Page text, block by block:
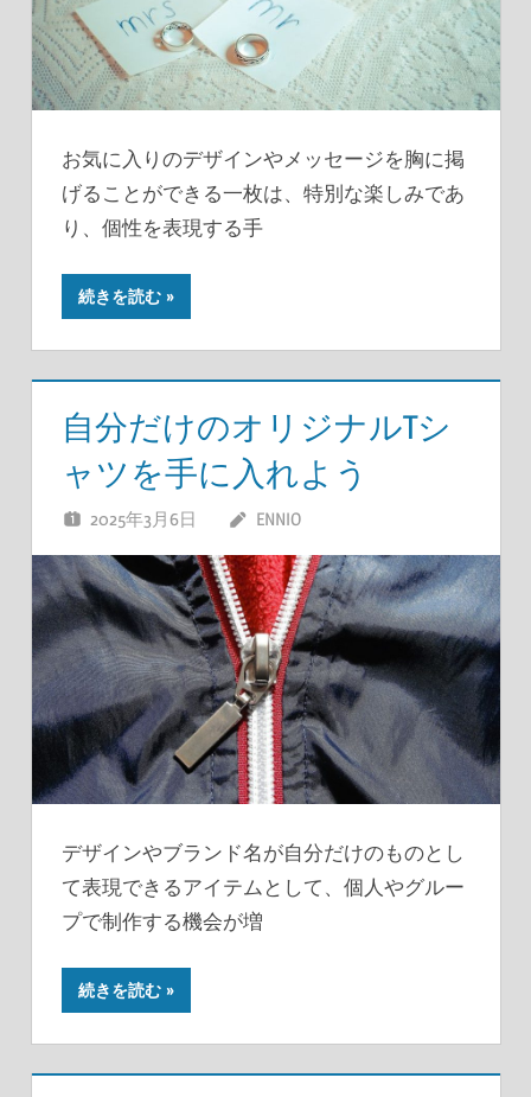
お気に入りのデザインやメッセージを胸に掲
げることができる一枚は、特別な楽しみであ
り、個性を表現する手
続きを読む
自分だけのオリジナルTシ
ャツを手に入れよう
2025年3月6日 ENNIO
デザインやブランド名が自分だけのものとし
て表現できるアイテムとして、個人やグルー
プで制作する機会が増
続きを読む